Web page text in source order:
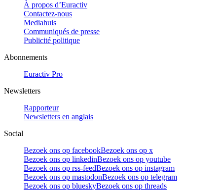
À propos d’Euractiv
Contactez-nous
Mediahuis
Communiqués de presse
Publicité politique
Abonnements
Euractiv Pro
Newsletters
Rapporteur
Newsletters en anglais
Social
Bezoek ons op facebookBezoek ons op x
Bezoek ons op linkedinBezoek ons op youtube
Bezoek ons op rss-feedBezoek ons op instagram
Bezoek ons op mastodonBezoek ons op telegram
Bezoek ons op blueskyBezoek ons op threads